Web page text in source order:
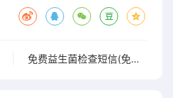
免费益生菌检查短信(免费检测益生菌，保障肠道健康)